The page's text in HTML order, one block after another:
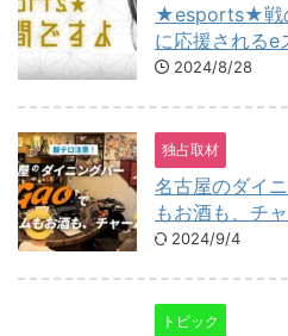
★esports★戦
に応援されるe
2024/8/28
独占取材
名古屋のダイ
もお酒も、チ
2024/9/4
トピック